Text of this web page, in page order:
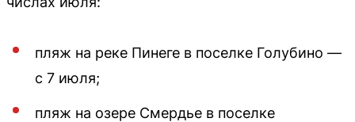
пляж на реке Пинеге в поселке Голубино —
с 7 июля;
пляж на озере Смердье в поселке